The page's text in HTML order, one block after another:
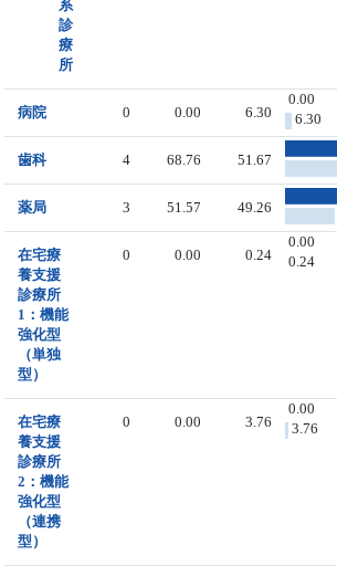
系
診
療
所
病院 0 0.00 6.30
0.00
6.30
歯科 4 68.76 51.67
薬局 3 51.57 49.26
在宅療
養支援
診療所
1：機能
強化型
（単独
型）
0 0.00 0.24
0.00
0.24
在宅療
養支援
診療所
2：機能
強化型
（連携
型）
0 0.00 3.76
0.00
3.76